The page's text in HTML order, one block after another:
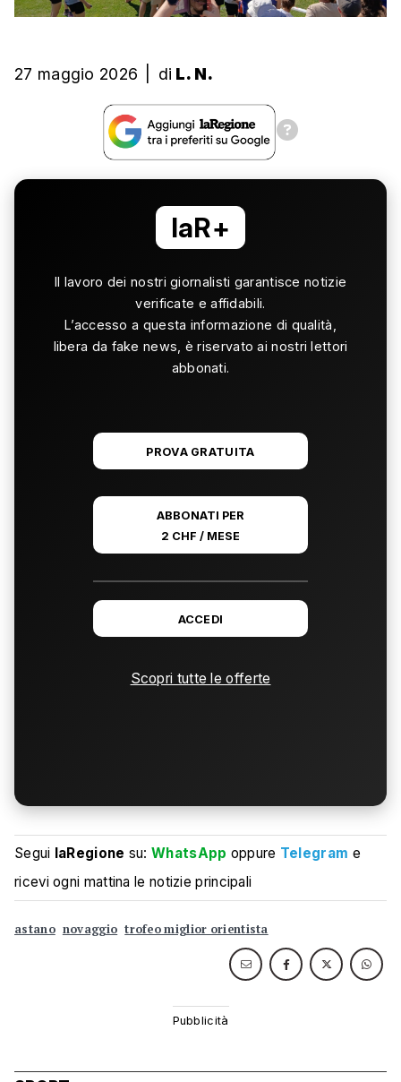
27 maggio 2026 di L. N.
laR+
Il lavoro dei nostri giornalisti garantisce notizie
verificate e affidabili.
L’accesso a questa informazione di qualità,
libera da fake news, è riservato ai nostri lettori
abbonati.
PROVA GRATUITA
ABBONATI PER
2 CHF / MESE
ACCEDI
Scopri tutte le offerte
Segui laRegione su:WhatsApp oppure Telegram e
ricevi ogni mattina le notizie principali
astano novaggio trofeo miglior orientista